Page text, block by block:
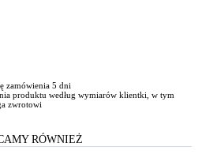
zamówienia 5 dni
produktu według wymiarów klientki, w tym
zwrotowi
RÓWNIEŻ